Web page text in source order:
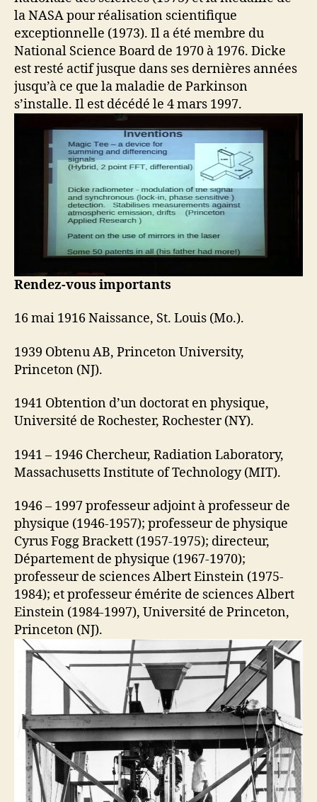
la NASA pour réalisation scientifique
exceptionnelle (1973). Il a été membre du
National Science Board de 1970 à 1976. Dicke
est resté actif jusque dans ses dernières années
jusqu’à ce que la maladie de Parkinson
s’installe. Il est décédé le 4 mars 1997.
Rendez-vous importants
16 mai 1916 Naissance, St. Louis (Mo.).
1939 Obtenu AB, Princeton University,
Princeton (NJ).
1941 Obtention d’un doctorat en physique,
Université de Rochester, Rochester (NY).
1941 – 1946 Chercheur, Radiation Laboratory,
Massachusetts Institute of Technology (MIT).
1946 – 1997 professeur adjoint à professeur de
physique (1946-1957); professeur de physique
Cyrus Fogg Brackett (1957-1975); directeur,
Département de physique (1967-1970);
professeur de sciences Albert Einstein (1975-
1984); et professeur émérite de sciences Albert
Einstein (1984-1997), Université de Princeton,
Princeton (NJ).